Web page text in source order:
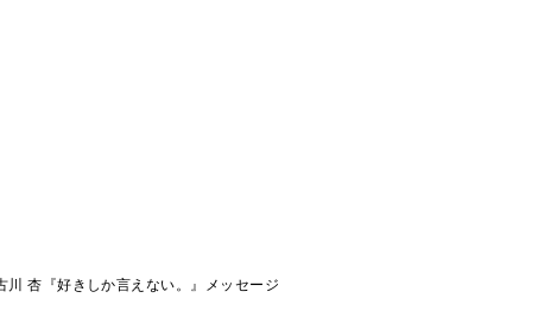
川 杏『好きしか言えない。』メッセージ